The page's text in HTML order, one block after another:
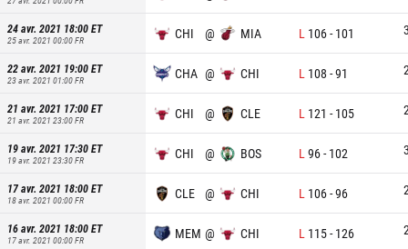
24 avr. 2021 18:00ET
25 avr. 2021 00:00FR CHI @ MIA L 106- 101
22 avr. 2021 19:00ET
23 avr. 2021 01:00FR CHA @ CHI L 108 -91
21 avr. 2021 17:00ET
21 avr. 2021 23:00FR CHI @ CLE L 121 - 105
19 avr. 2021 17:30ET
19 avr. 2021 23:30FR CHI @ BOS L 96- 102
17 avr. 2021 18:00ET
18 avr. 2021 00:00FR CLE @ CHI L 106-96
16 avr. 2021 18:00ET
17 avr. 2021 00:00FR MEM @ CHI L 115- 126